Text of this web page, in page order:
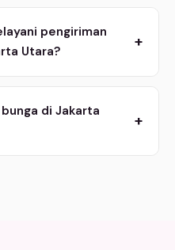
pengiriman
Utara?
+
di Jakarta
+